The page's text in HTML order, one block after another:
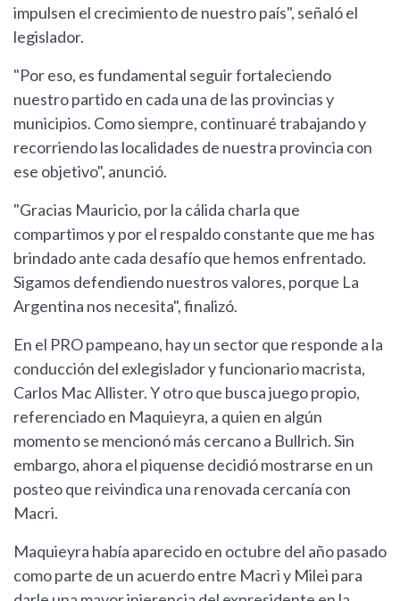
impulsen el crecimiento de nuestro país", señaló el
legislador.
"Por eso, es fundamental seguir fortaleciendo
nuestro partido en cada una de las provincias y
municipios. Como siempre, continuaré trabajando y
recorriendo las localidades de nuestra provincia con
ese objetivo", anunció.
"Gracias Mauricio, por la cálida charla que
compartimos y por el respaldo constante que me has
brindado ante cada desafío que hemos enfrentado.
Sigamos defendiendo nuestros valores, porque La
Argentina nos necesita", finalizó.
En el PRO pampeano, hay un sector que responde a la
conducción del exlegislador y funcionario macrista,
Carlos Mac Allister. Y otro que busca juego propio,
referenciado en Maquieyra, a quien en algún
momento se mencionó más cercano a Bullrich. Sin
embargo, ahora el piquense decidió mostrarse en un
posteo que reivindica una renovada cercanía con
Macri.
Maquieyra había aparecido en octubre del año pasado
como parte de un acuerdo entre Macri y Milei para